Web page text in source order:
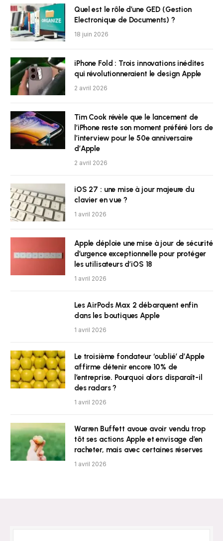
Quel est le rôle d’une GED (Gestion
Electronique de Documents) ?
18 juin 2026
iPhone Fold : Trois innovations inédites
qui révolutionneraient le design Apple
2 avril 2026
Tim Cook révèle que le lancement de
l’iPhone reste son moment préféré lors de
l’interview pour le 50e anniversaire
d’Apple
2 avril 2026
iOS 27 : une mise à jour majeure du
clavier en vue ?
1 avril 2026
Apple déploie une mise à jour de sécurité
d’urgence exceptionnelle pour protéger
les utilisateurs d’iOS 18
1 avril 2026
Les AirPods Max 2 débarquent enfin
dans les boutiques Apple
1 avril 2026
Le troisième fondateur ‘oublié’ d’Apple
affirme détenir encore 10% de
l’entreprise. Pourquoi alors disparaît-il
des radars ?
1 avril 2026
Warren Buffett avoue avoir vendu trop
tôt ses actions Apple et envisage d’en
racheter, mais avec certaines réserves
1 avril 2026